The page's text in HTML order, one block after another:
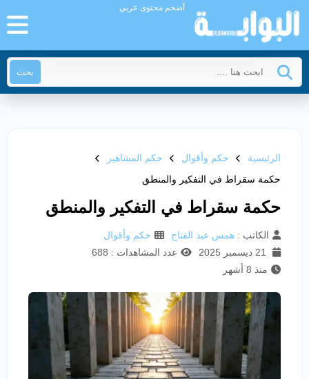
أضخم محتوى عربي
بحث
الرئيسية حكم وأقوال
حكم المشاهير
حكمة سقراط في التفكير والمنطق
حكمة سقراط في التفكير والمنطق
الكاتب : همس عبد الفتاح
حكم وأقوال
عدد المشاهدات : 688
منذ 8 أشهر